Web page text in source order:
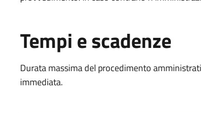
Tempi e scadenze
Durata massima del procedimento
immediata.